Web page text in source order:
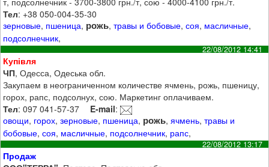
Тел: +38 050-004-35-30
зерновые, пшеница, рожь,травы и бобовые,соя, масличные,
подсолнечник,
22/08/2012 14:41
Купівля
ЧП, Одесса, Одеська обл.
Закупаем в неограниченном количестве ячмень, рожь, пшеницу,
горох, рапс, подсолнух, сою. Маркетинг оплачиваем.
Тел: 097 041-57-37 E-mail:
овощи, горох,зерновые, пшеница, рожь,ячмень,травы и
бобовые,соя, масличные, подсолнечник, рапс,
22/08/2012 13:17
Продаж